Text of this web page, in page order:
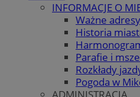
INFORMACJE O
Ważne
Historia
Parafie i
Rozkłady
Pogoda w